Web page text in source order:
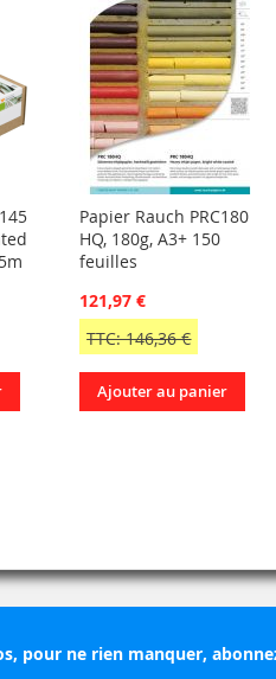
Papier Rauch PRC180
HQ, 180g, A3+ 150
feuilles
121,97 €
TTC: 146,36 €
Ajouter au panier
pour ne rien manquer,